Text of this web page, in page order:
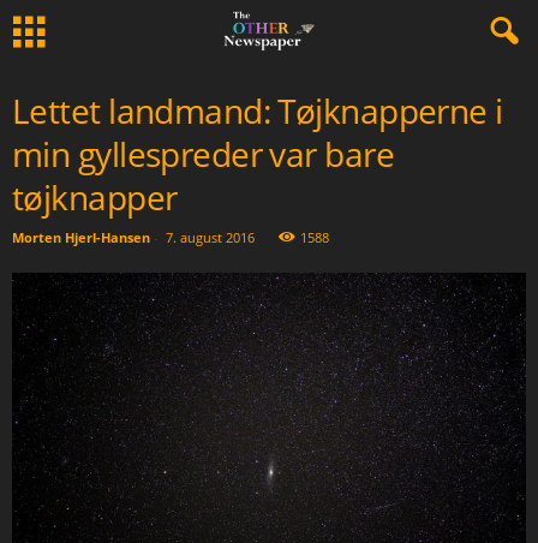
Lettet landmand: Tøjknapperne i
min gyllespreder var bare
tøjknapper
Morten Hjerl-Hansen - 7. august 2016 1588